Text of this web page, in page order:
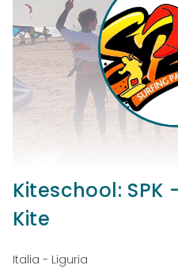
Kiteschool: SPK
Kite
Italia - Liguria